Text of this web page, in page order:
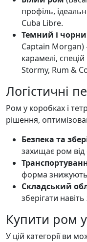
профіль,
Cuba Libre.
Темний і
Captain
карамелі,
Stormy, Rum &
Логістичні
Ром у коробках і
рішення,
Безпека та
захищає ром від
форма знижують
Складський
зберігати
Купити ром
У цій категорії ви